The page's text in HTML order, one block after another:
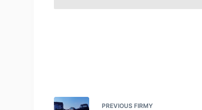
PREVIOUS FIRMY